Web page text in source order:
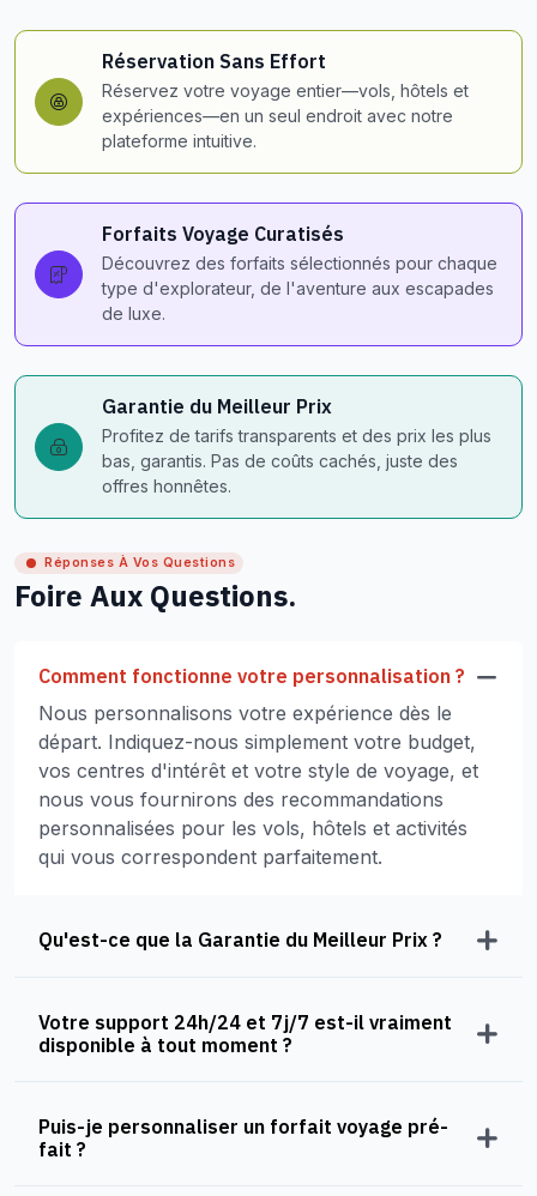
Réservation Sans Effort
Réservez votre voyage entier—vols, hôtels et
expériences—en un seul endroit avec notre
plateforme intuitive.
Forfaits Voyage Curatisés
Découvrez des forfaits sélectionnés pour chaque
type d'explorateur, de l'aventure aux escapades
de luxe.
Garantie du Meilleur Prix
Profitez de tarifs transparents et des prix les plus
bas, garantis. Pas de coûts cachés, juste des
offres honnêtes.
Réponses À Vos Questions
Foire Aux Questions.
Comment fonctionne votre personnalisation ?
Nous personnalisons votre expérience dès le
départ. Indiquez-nous simplement votre budget,
vos centres d'intérêt et votre style de voyage, et
nous vous fournirons des recommandations
personnalisées pour les vols, hôtels et activités
qui vous correspondent parfaitement.
Qu'est-ce que la Garantie du Meilleur Prix ?
Votre support 24h/24 et 7j/7 est-il vraiment
disponible à tout moment ?
Puis-je personnaliser un forfait voyage pré-
fait ?